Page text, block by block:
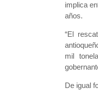
implica
años.
“El
mil
De igual